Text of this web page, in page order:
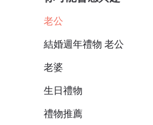
老公
結婚週年禮物 老公
老婆
生日禮物
禮物推薦